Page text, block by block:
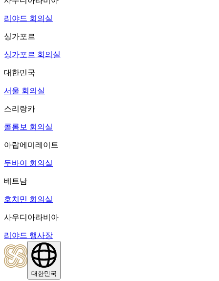
리야드 회의실
싱가포르
싱가포르 회의실
대한민국
서울 회의실
스리랑카
콜롬보 회의실
아랍에미레이트
두바이 회의실
베트남
호치민 회의실
사우디아라비아
리야드 행사장
대한민국